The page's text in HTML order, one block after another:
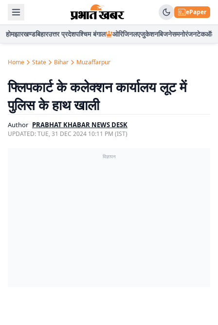
ePaper
होमझारखण्डबिहारउत्तर प्रदेशपश्चिम बंगाल ओरिजिनलएजुकेशनबिजनेसमनोरंजनटेकऑटो
Home State Bihar Muzaffarpur
फ्लिपकार्ट के कलेक्शन कार्यालय लूट में
पुलिस के हाथ खाली
Author PRABHAT KHABAR NEWS DESK
UPDATED:TUE, 31 DEC 2024 10:11 PM (IST)
विज्ञापन